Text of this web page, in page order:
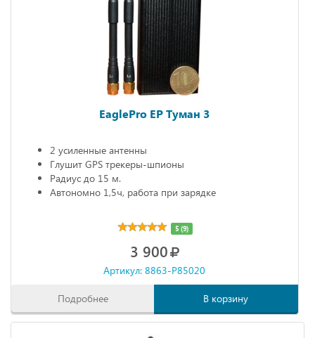
EaglePro EP Туман 3
2 усиленные антенны
Глушит GPS трекеры-шпионы
Радиус до 15 м.
Автономно 1,5ч, работа при зарядке
5 (9)
3 900
Артикул: 8863-P85020
Подробнее В корзину